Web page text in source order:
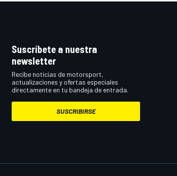
MÁS CATEGORÍAS
Suscríbete a nuestra
newsletter
Recibe noticias de motorsport,
actualizaciones y ofertas especiales
directamente en tu bandeja de entrada.
SUSCRIBIRSE